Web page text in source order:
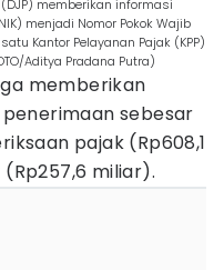
memberikan informasi
menjadi Nomor Pokok Wajib
Kantor Pelayanan Pajak (KPP)
Aditya Pradana Putra)
memberikan
sebesar
pajak (Rp608,1
miliar).